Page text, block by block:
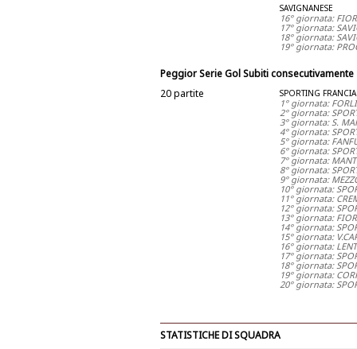
SAVIGNANESE
16° giornata:
17° giornata:
18° giornata:
19° giornata:
Peggior Serie Gol Subiti consecutivamente
20 partite
SPORTING
1° giornata:
2° giornata:
3° giornata: S.
4° giornata:
5° giornata:
6° giornata:
7° giornata:
8° giornata:
9° giornata:
10° giornata:
11° giornata:
12° giornata:
13° giornata:
14° giornata:
15° giornata:
16° giornata:
17° giornata:
18° giornata:
19° giornata:
20° giornata:
STATISTICHE DI SQUADRA